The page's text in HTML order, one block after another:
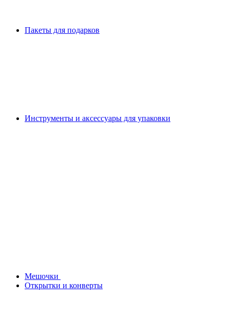
Пакеты для подарков
Инструменты и аксессуары для упаковки
Мешочки
Открытки и конверты